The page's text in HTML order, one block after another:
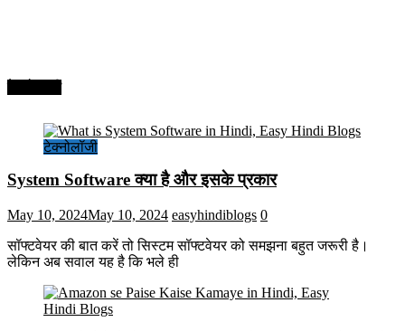
टेक्नोलॉजी
System Software क्या है और इसके प्रकार
May 10, 2024May 10, 2024 easyhindiblogs 0
सॉफ्टवेयर की बात करें तो सिस्टम सॉफ्टवेयर को समझना बहुत जरूरी है।
लेकिन अब सवाल यह है कि भले ही